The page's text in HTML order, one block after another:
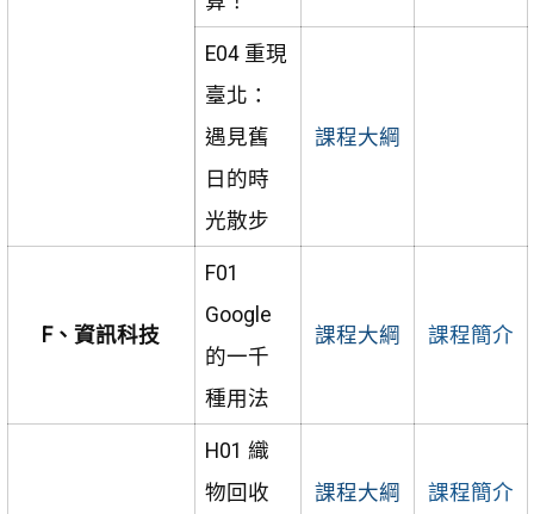
E04 重現
臺北：
遇見舊
日的時
光散步
課程大綱
F、資訊科技
F01
Google
的一千
種用法
課程大綱 課程簡介
H01 織
物回收
課程大綱 課程簡介